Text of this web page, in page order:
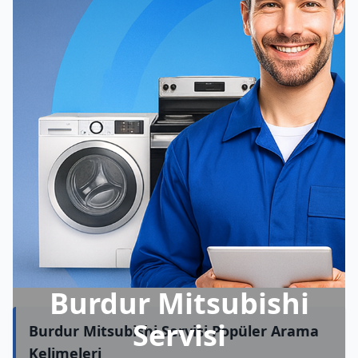
Burdur Mitsubishi
Servisi
Burdur Mitsubishi Servisi Popüler Arama
Kelimeleri